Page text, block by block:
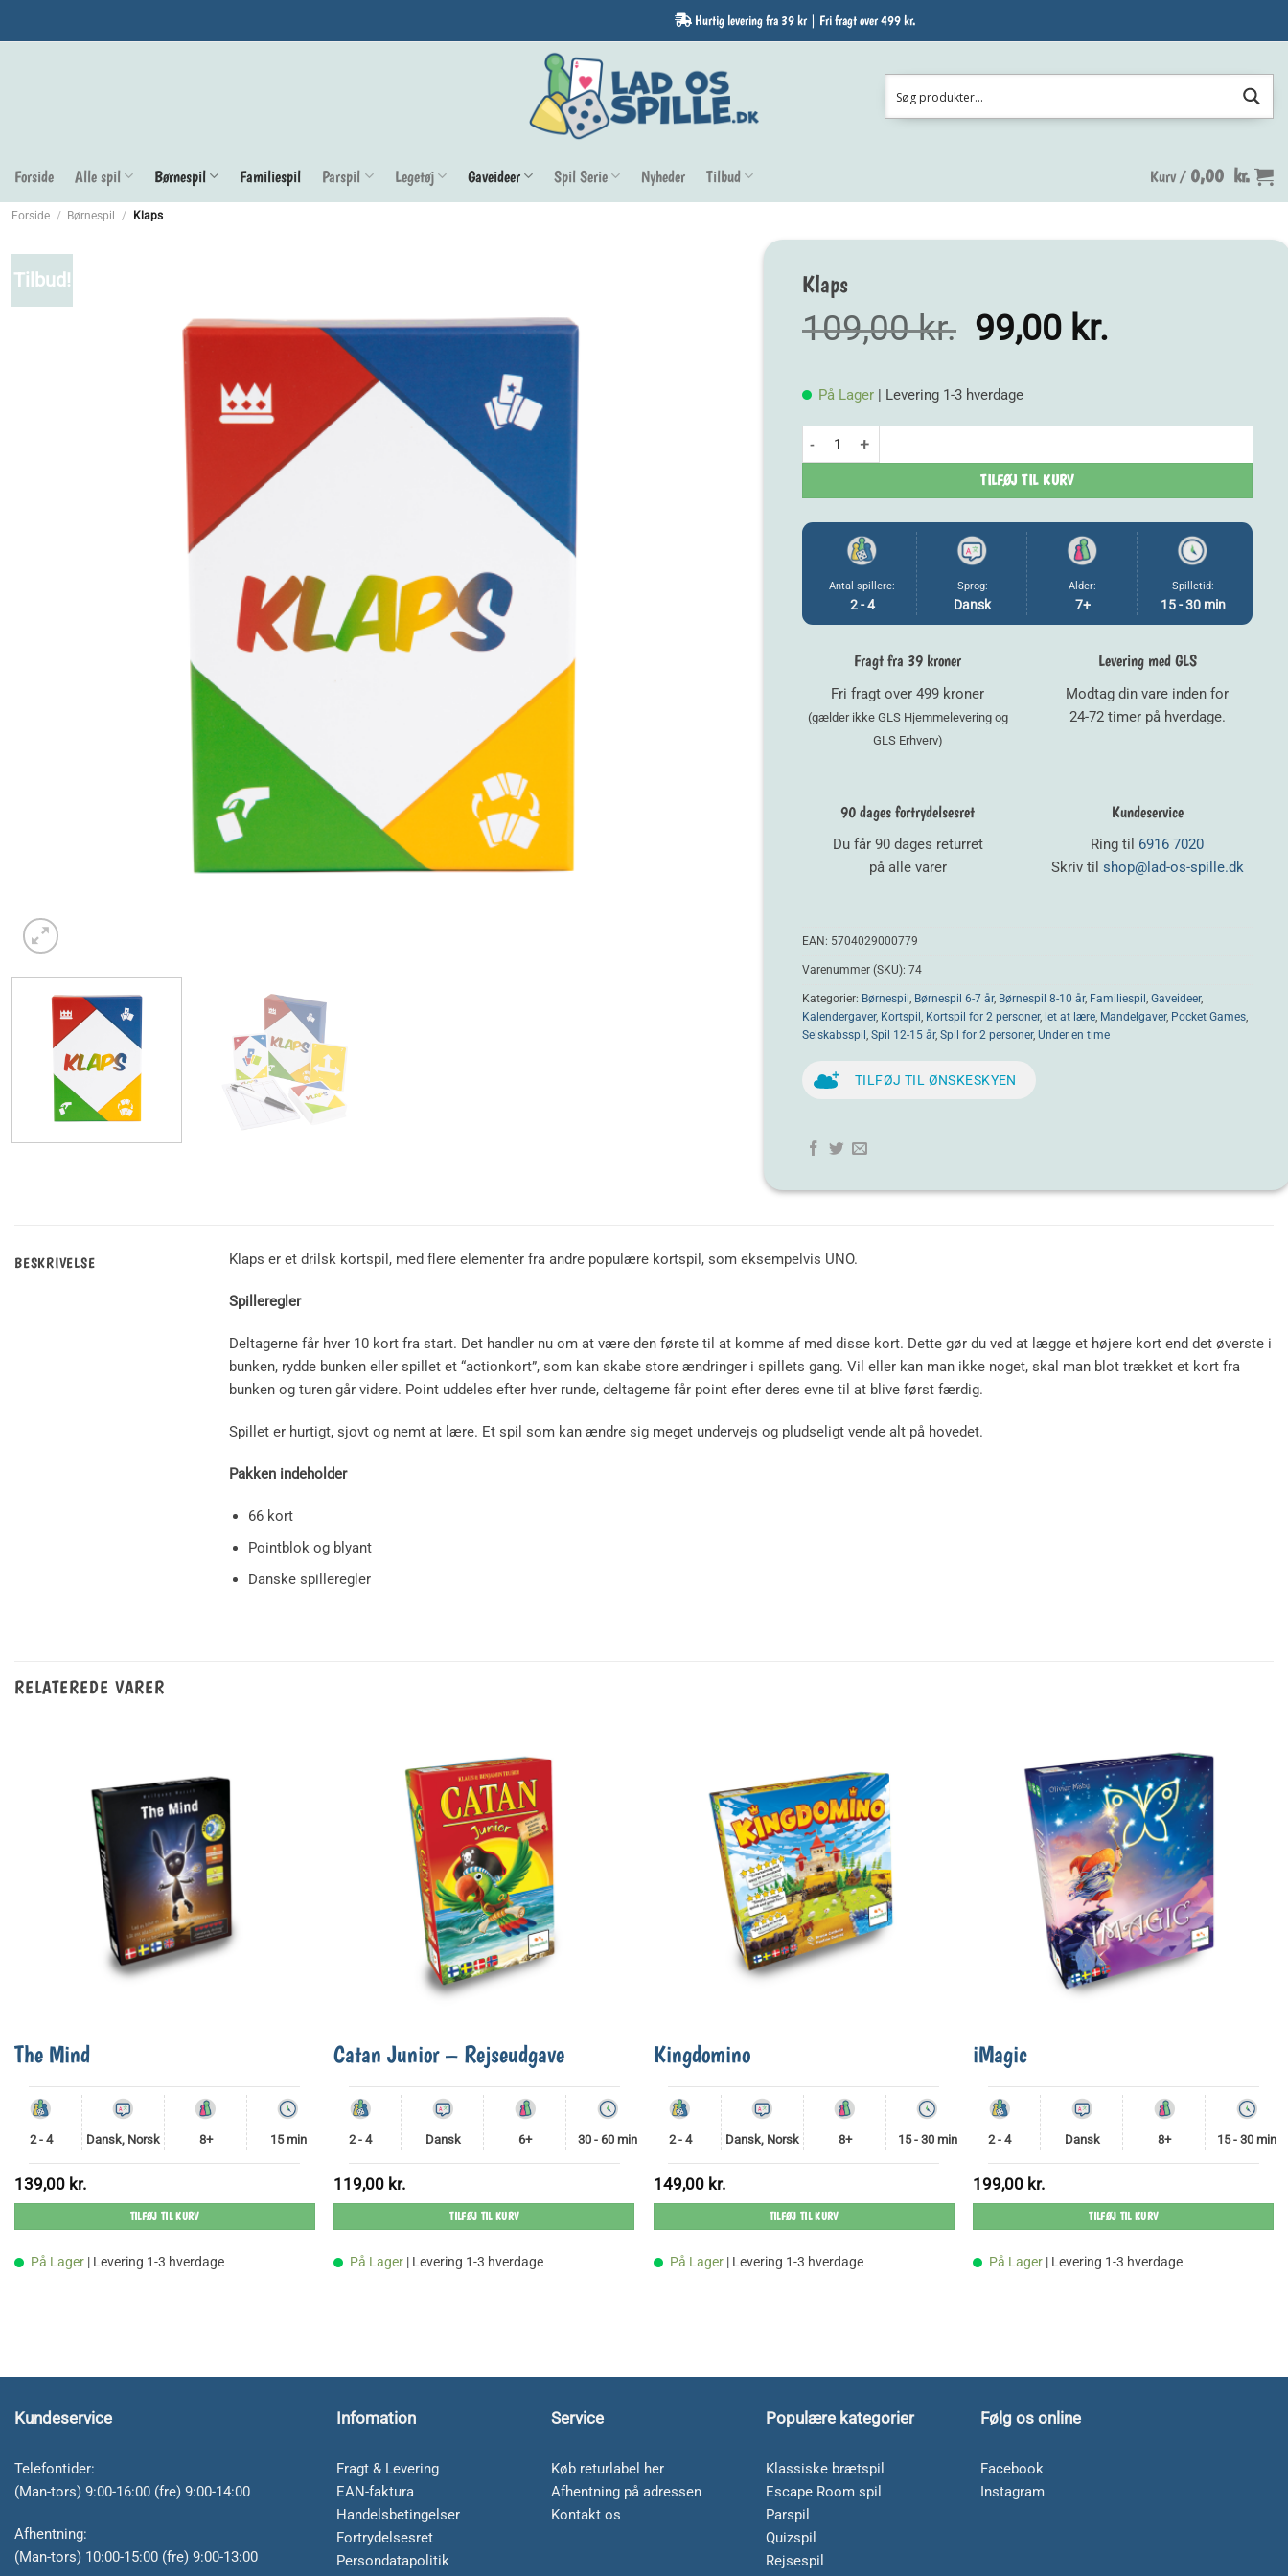
Hurtig levering fra 39 kr | Fri fragt over 499 kr.
Forside Alle spil Børnespil Familiespil Parspil Legetøj Gaveideer Spil Serie Nyheder Tilbud Kurv / 0,00 kr.
Forside / Børnespil / Klaps
Tilbud! Klaps
109,00kr. Den
oprindelige
pris
var:
99,00 kr.
På Lager | Levering 1-3 hverdage
Klaps antal
TILFØJ TIL KURV
Antal spillere:
2 - 4
Sprog:
Dansk
Alder:
7+
Spilletid:
15 - 30 min
Fragt fra 39 kroner
Fri fragt over 499 kroner
(gælder ikke GLS Hjemmelevering og
GLS Erhverv)
Levering med GLS
Modtag din vare inden for
24-72 timer på hverdage.
90 dages fortrydelsesret
Du får 90 dages returret
på alle varer
Kundeservice
Ring til 6916 7020
Skriv til shop@lad-os-spille.dk
EAN: 5704029000779
Varenummer (SKU): 74
Kategorier: Børnespil , Børnespil 6-7 år, Børnespil 8-10 år, Familiespil , Gaveideer,
Kalendergaver, Kortspil , Kortspil for 2 personer, let at lære, Mandelgaver, Pocket Games,
Selskabsspil , Spil 12-15 år, Spil for 2 personer, Under en time
TILFØJ TIL ØNSKESKYEN
BESKRIVELSE Klaps er et drilsk kortspil, med flere elementer fra andre populære kortspil, som eksempelvis UNO.
Spilleregler
Deltagerne får hver 10 kort fra start. Det handler nu om at være den første til at komme af med disse kort. Dette gør du ved at lægge et højere kort end det øverste i
bunken, rydde bunken eller spillet et “actionkort”, som kan skabe store ændringer i spillets gang. Vil eller kan man ikke noget, skal man blot trækket et kort fra
bunken og turen går videre. Point uddeles efter hver runde, deltagerne får point efter deres evne til at blive først færdig.
Spillet er hurtigt, sjovt og nemt at lære. Et spil som kan ændre sig meget undervejs og pludseligt vende alt på hovedet.
Pakken indeholder
66 kort
Pointblok og blyant
Danske spilleregler
RELATEREDE VARER
The Mind
2 - 4 Dansk, Norsk 8+ 15 min
139,00 kr.
TILFØJ TIL KURV
På Lager | Levering 1-3 hverdage
Catan Junior – Rejseudgave
2 - 4 Dansk 6+ 30 - 60 min
119,00 kr.
TILFØJ TIL KURV
På Lager | Levering 1-3 hverdage
Kingdomino
2 - 4 Dansk, Norsk 8+ 15 - 30 min
149,00 kr.
TILFØJ TIL KURV
På Lager | Levering 1-3 hverdage
iMagic
2 - 4 Dansk 8+ 15 - 30 min
199,00 kr.
TILFØJ TIL KURV
På Lager | Levering 1-3 hverdage
Kundeservice
Telefontider:
(Man-tors) 9:00-16:00 (fre) 9:00-14:00
Afhentning:
(Man-tors) 10:00-15:00 (fre) 9:00-13:00
Infomation
Fragt & Levering
EAN-faktura
Handelsbetingelser
Fortrydelsesret
Persondatapolitik
Service
Køb returlabel her
Afhentning på adressen
Kontakt os
Populære kategorier
Klassiske brætspil
Escape Room spil
Parspil
Quizspil
Rejsespil
Følg os online
Facebook
Instagram